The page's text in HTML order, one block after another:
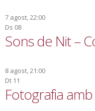
7 agost, 22:00
Ds 08
Sons de Nit –
8 agost, 21:00
Dt 11
Fotografia